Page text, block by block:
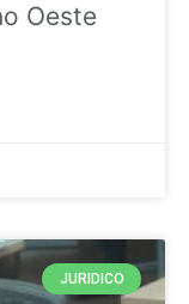
Oeste
JURIDICO